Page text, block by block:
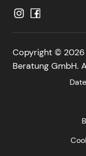
Copyright ©
Beratung GmbH.